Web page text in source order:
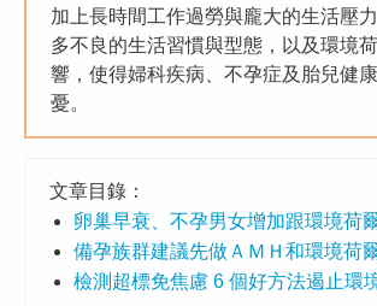
加上長時間工作過勞與龐大的生活壓
多不良的生活習慣與型態，以及環境
響，使得婦科疾病、不孕症及胎兒健
憂。
文章目錄：
卵巢早衰、不孕男女增加跟環境荷
備孕族群建議先做ＡＭＨ和環境荷
檢測超標免焦慮 6 個好方法遏止環